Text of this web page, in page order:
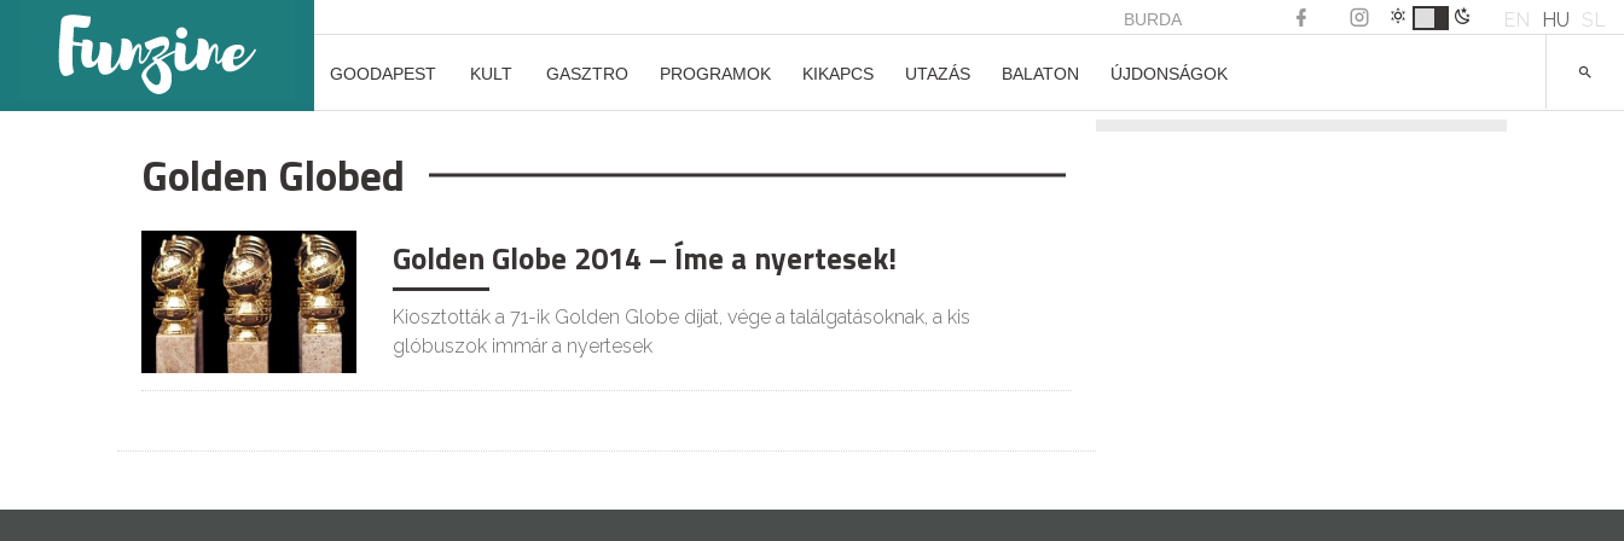
BURDA EN HU SL
GOODAPEST KULT GASZTRO PROGRAMOK KIKAPCS UTAZÁS BALATON ÚJDONSÁGOK
Golden Globed
Golden Globe 2014 – Íme a nyertesek!
Kiosztották a 71-ik Golden Globe díjat, vége a találgatásoknak, a kis
glóbuszok immár a nyertesek